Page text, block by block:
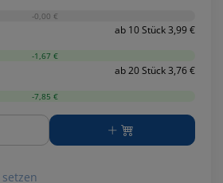
-0,00 €
ab 10 Stück 3,99 €
-1,67 €
ab 20 Stück 3,76 €
-7,85 €